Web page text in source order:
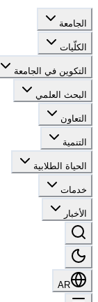
الجامعة
الكلّيات
التكوين في الجامعة
البحث العلمي
التعاون
التنمية
الحياة الطلابية
خدمات
الأخبار
AR